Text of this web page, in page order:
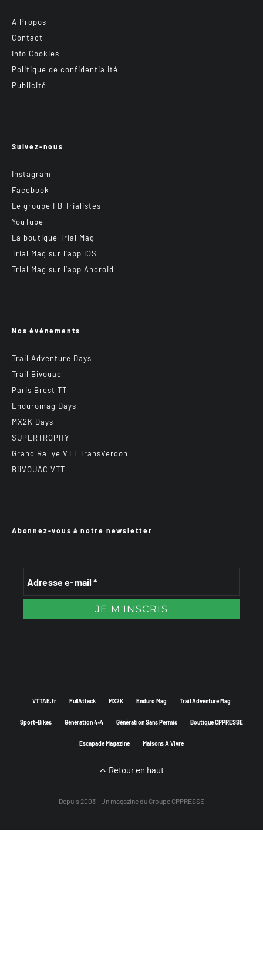
A Propos
Contact
Info Cookies
Politique de confidentialité
Publicité
Suivez-nous
Instagram
Facebook
Le groupe FB Trialistes
YouTube
La boutique Trial Mag
Trial Mag sur l’app IOS
Trial Mag sur l’app Android
Nos événements
Trail Adventure Days
Trail Bivouac
Paris Brest TT
Enduromag Days
MX2K Days
SUPERTROPHY
Grand Rallye VTT TransVerdon
BiiVOUAC VTT
Abonnez-vous à notre newsletter
VTTAE.fr FullAttack MX2K Enduro Mag Trail Adventure Mag
Sport-Bikes Génération 4×4 Génération Sans Permis Boutique CPPRESSE
Escapade Magazine Maisons A Vivre
Retour en haut
Depuis 2003 - Un magazine du Groupe CPPRESSE